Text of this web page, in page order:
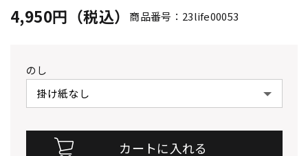
4,950円（税込） 商品番号：23life00053
のし